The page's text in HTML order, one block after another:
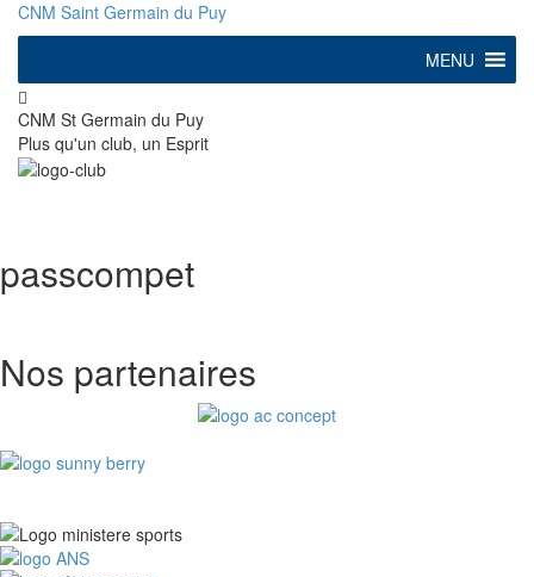
CNM Saint Germain du Puy
MENU
CNM St Germain du Puy
Plus qu'un club, un Esprit
passcompet
Nos partenaires